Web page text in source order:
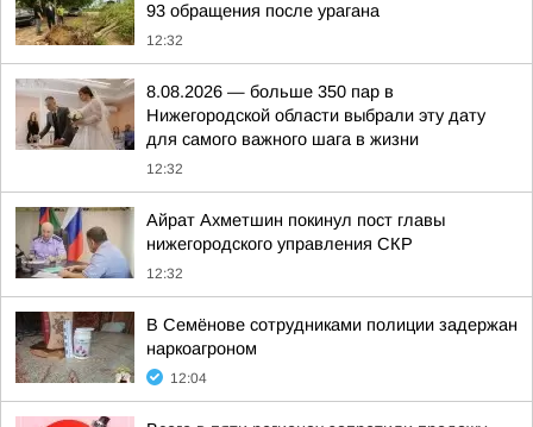
93 обращения после урагана
12:32
8.08.2026 — больше 350 пар в
Нижегородской области выбрали эту дату
для самого важного шага в жизни
12:32
Айрат Ахметшин покинул пост главы
нижегородского управления СКР
12:32
В Семёнове сотрудниками полиции задержан
наркоагроном
12:04